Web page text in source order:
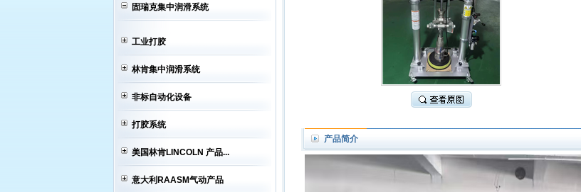
固瑞克集中润滑系统
工业打胶
林肯集中润滑系统
非标自动化设备
打胶系统
美国林肯LINCOLN 产品...
意大利RAASM气动产品
产品简介